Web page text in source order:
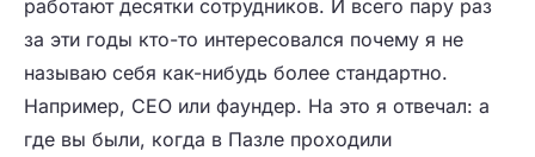
работают десятки сотрудников. И всего пару раз
за эти годы кто-то интересовался почему я не
называю себя как-нибудь более стандартно.
Например, CEO или фаундер. На это я отвечал: а
где вы были, когда в Пазле проходили